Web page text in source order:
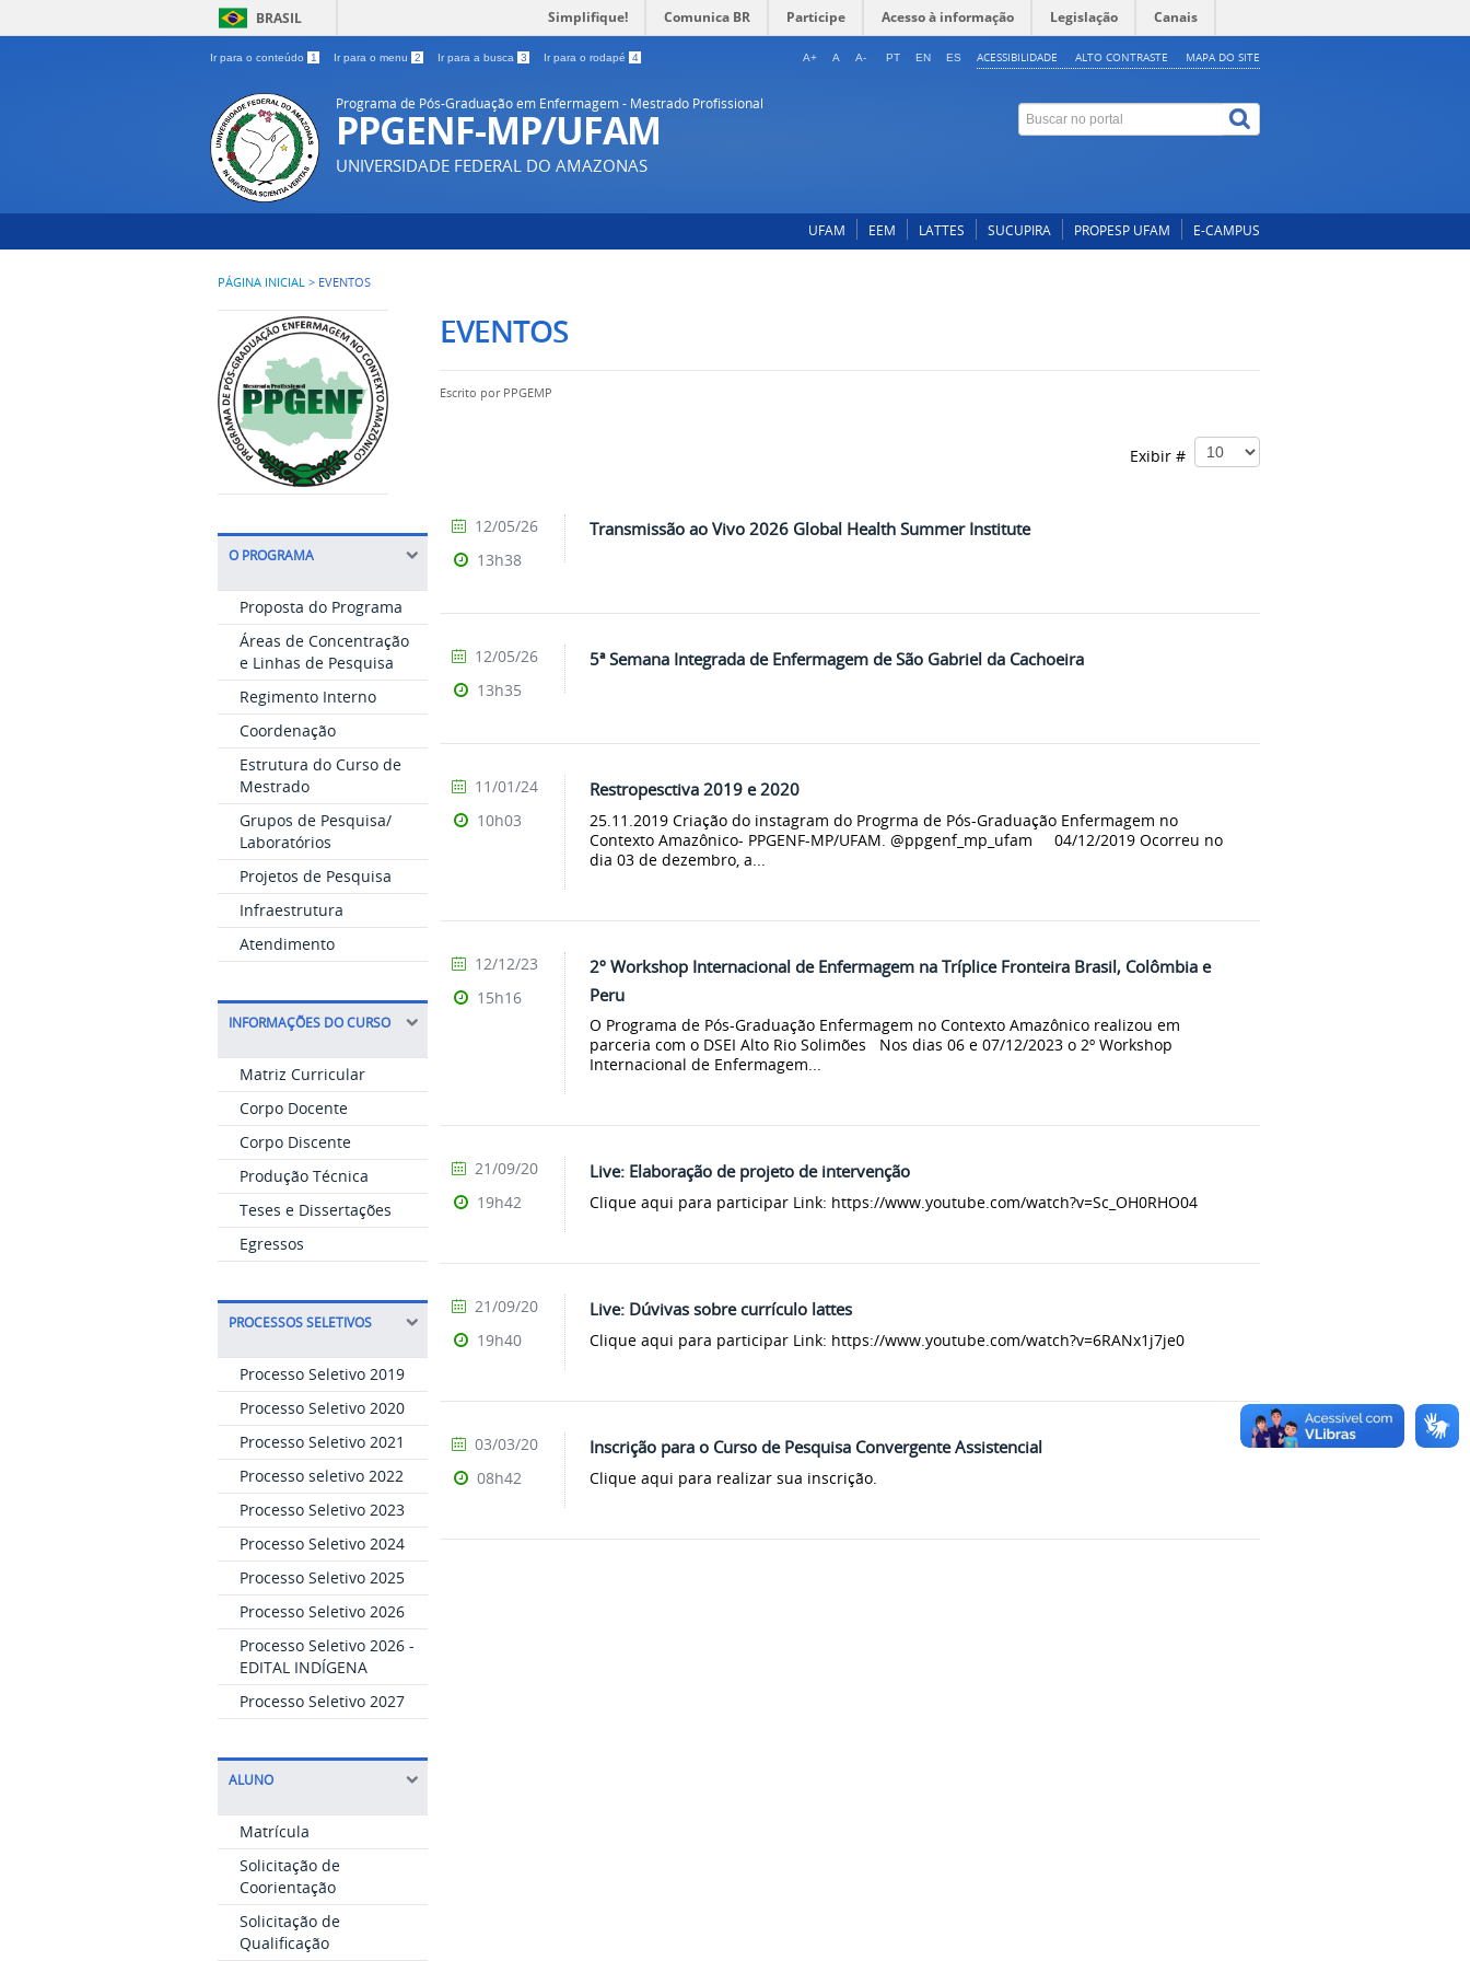
BRASIL Simplifique! Comunica BR Participe Acesso à informação Legislação Canais
Ir para o conteúdo 1 Ir para o menu 2 Ir para a busca 3 Ir para o rodapé 4 ACESSIBILIDADE ALTO CONTRASTE MAPA DO SITE
A+ A A- PT EN ES
Programa de Pós-Graduação em Enfermagem - Mestrado Profissional
PPGENF-MP/UFAM
UNIVERSIDADE FEDERAL DO AMAZONAS
UFAM EEM LATTES SUCUPIRA PROPESP UFAM E-CAMPUS
PÁGINA INICIAL > EVENTOS
O PROGRAMA
Proposta do Programa
Áreas de Concentração
e Linhas de Pesquisa
Regimento Interno
Coordenação
Estrutura do Curso de
Mestrado
Grupos de Pesquisa/
Laboratórios
Projetos de Pesquisa
Infraestrutura
Atendimento
INFORMAÇÕES DO CURSO
Matriz Curricular
Corpo Docente
Corpo Discente
Produção Técnica
Teses e Dissertações
Egressos
PROCESSOS SELETIVOS
Processo Seletivo 2019
Processo Seletivo 2020
Processo Seletivo 2021
Processo seletivo 2022
Processo Seletivo 2023
Processo Seletivo 2024
Processo Seletivo 2025
Processo Seletivo 2026
Processo Seletivo 2026 -
EDITAL INDÍGENA
Processo Seletivo 2027
ALUNO
Matrícula
Solicitação de
Coorientação
Solicitação de
Qualificação
EVENTOS
Escrito por PPGEMP
Exibir #
Transmissão ao Vivo 2026 Global Health Summer Institute
12/05/26
13h38
5ª Semana Integrada de Enfermagem de São Gabriel da Cachoeira
12/05/26
13h35
Restropesctiva 2019 e 2020
25.11.2019 Criação do instagram do Progrma de Pós-Graduação Enfermagem no
Contexto Amazônico- PPGENF-MP/UFAM. @ppgenf_mp_ufam 04/12/2019 Ocorreu no
dia 03 de dezembro, a...
11/01/24
10h03
2º Workshop Internacional de Enfermagem na Tríplice Fronteira Brasil, Colômbia e
Peru
O Programa de Pós-Graduação Enfermagem no Contexto Amazônico realizou em
parceria com o DSEI Alto Rio Solimões Nos dias 06 e 07/12/2023 o 2º Workshop
Internacional de Enfermagem...
12/12/23
15h16
Live: Elaboração de projeto de intervenção
Clique aqui para participar Link: https://www.youtube.com/watch?v=Sc_OH0RHO04
21/09/20
19h42
Live: Dúvivas sobre currículo lattes
Clique aqui para participar Link: https://www.youtube.com/watch?v=6RANx1j7je0
21/09/20
19h40
Inscrição para o Curso de Pesquisa Convergente Assistencial
Clique aqui para realizar sua inscrição.
03/03/20
08h42